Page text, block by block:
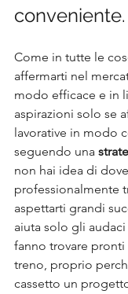
conveniente.
Come in tutte le
affermarti nel
modo efficace e in
aspirazioni solo se
lavorative in modo
seguendo una
non hai idea di
professionalmente
aspettarti grandi
aiuta solo gli
fanno trovare pronti
treno, proprio
cassetto un